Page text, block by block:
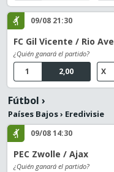
09/08 21:30
FC Gil Vicente / Rio Ave
¿Quién ganará el partido?
2,00
1 X
Fútbol ›
Países Bajos› Eredivisie
09/08 14:30
PEC Zwolle / Ajax
¿Quién ganará el partido?